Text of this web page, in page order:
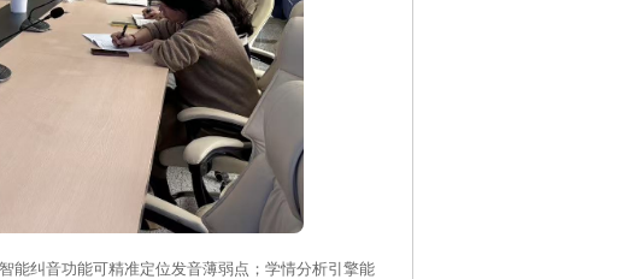
纠音功能可精准定位发音薄弱点；学情分析引擎能